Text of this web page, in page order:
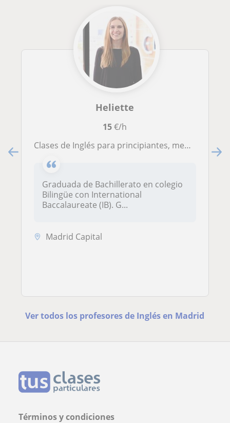
Heliette
15€/h
Clases de Inglés para principiantes, medio, y conversación
Graduada de Bachillerato en colegio
Bilingüe con International
Baccalaureate (IB). G...
Madrid Capital
Ver todos los profesores de Inglés en Madrid
Términos y condiciones